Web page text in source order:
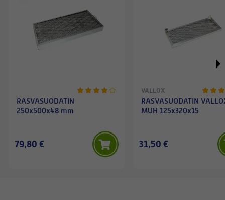
RASVASUODATIN
250x500x48 mm
79,80 €
VALLOX
RASVASUODATIN
MUH 125x320x15
31,50 €